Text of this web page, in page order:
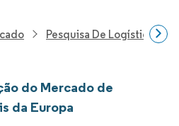
Pesquisa De Logística
do Mercado de
da Europa